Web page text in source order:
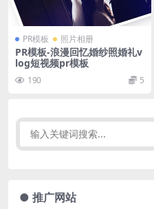
PR模板 照片相册
PR模板-浪漫回忆婚纱照婚礼v
log短视频pr模板
190 5
● 推广网站